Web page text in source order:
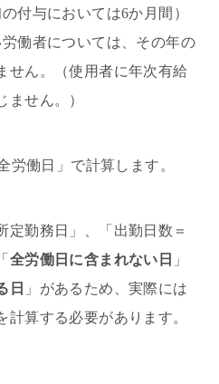
付与においては6か月間）
働者については、その年の
せん。（使用者に年次有給
ません。）
労働日」で計算します。
定勤務日」、「出勤日数＝
全労働日に含まれない日 」
日 」があるため、実際には
計算する必要があります。